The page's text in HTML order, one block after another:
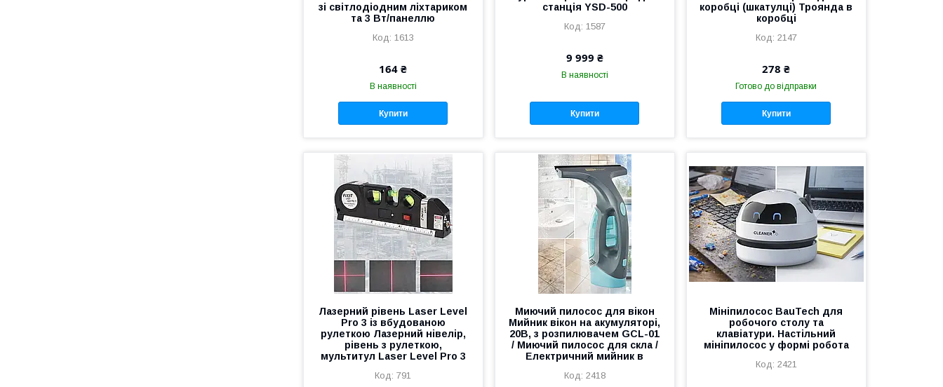
зі світлодіодним ліхтариком
та 3 Вт/панеллю
1613
164 ₴
В наявності
Купити
станція YSD-500
1587
9 999 ₴
В наявності
Купити
коробці (шкатулці) Троянда в
коробці
2147
278 ₴
Готово до відправки
Купити
Лазерний рівень Laser Level
Pro 3 із вбудованою
рулеткою Лазерний нівелір,
рівень з рулеткою,
мультитул Laser Level Pro 3
791
Миючий пилосос для вікон
Мийник вікон на акумуляторі,
20В, з розпилювачем GCL-01
/ Миючий пилосос для скла /
Електричний мийник в
2418
Мініпилосос BauTech для
робочого столу та
клавіатури. Настільний
мініпилосос у формі робота
2421